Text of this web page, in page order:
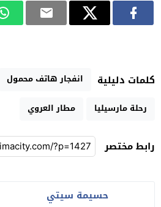
كلمات دليلية انفجار هاتف محمول
رحلة مارسيليا
مطار العروي
رابط مختصر
حسيمة سيتي